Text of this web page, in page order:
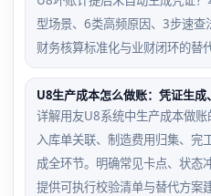
型场景、6类高频原因、3步速
财务核算标准化与业财闭环的替
U8生产成本怎么做账：凭证生
详解用友U8系统中生产成本做
入库单关联、制造费用归集、完
成全环节。明确常见卡点、状态
提供可执行校验清单与替代方案